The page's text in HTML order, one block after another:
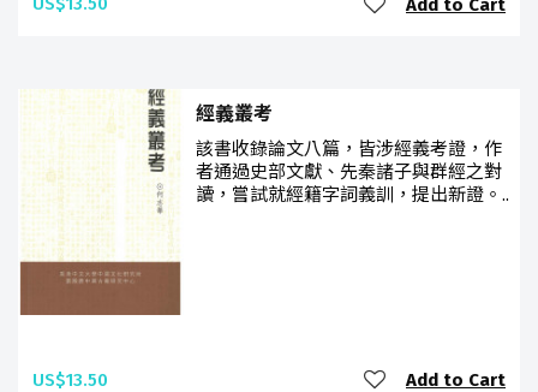
經義叢考
該書收錄論文八篇，皆涉經義考證，作
者通過史部文獻、先秦諸子與群經之對
讀，嘗試就經籍字詞義訓，提出新證。..
US$13.50 Add to Cart